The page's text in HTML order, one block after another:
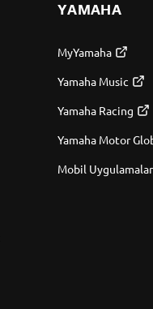
YAMAHA
MyYamaha
Yamaha Music
Yamaha Racing
Yamaha Motor
Mobil Uygulamalar